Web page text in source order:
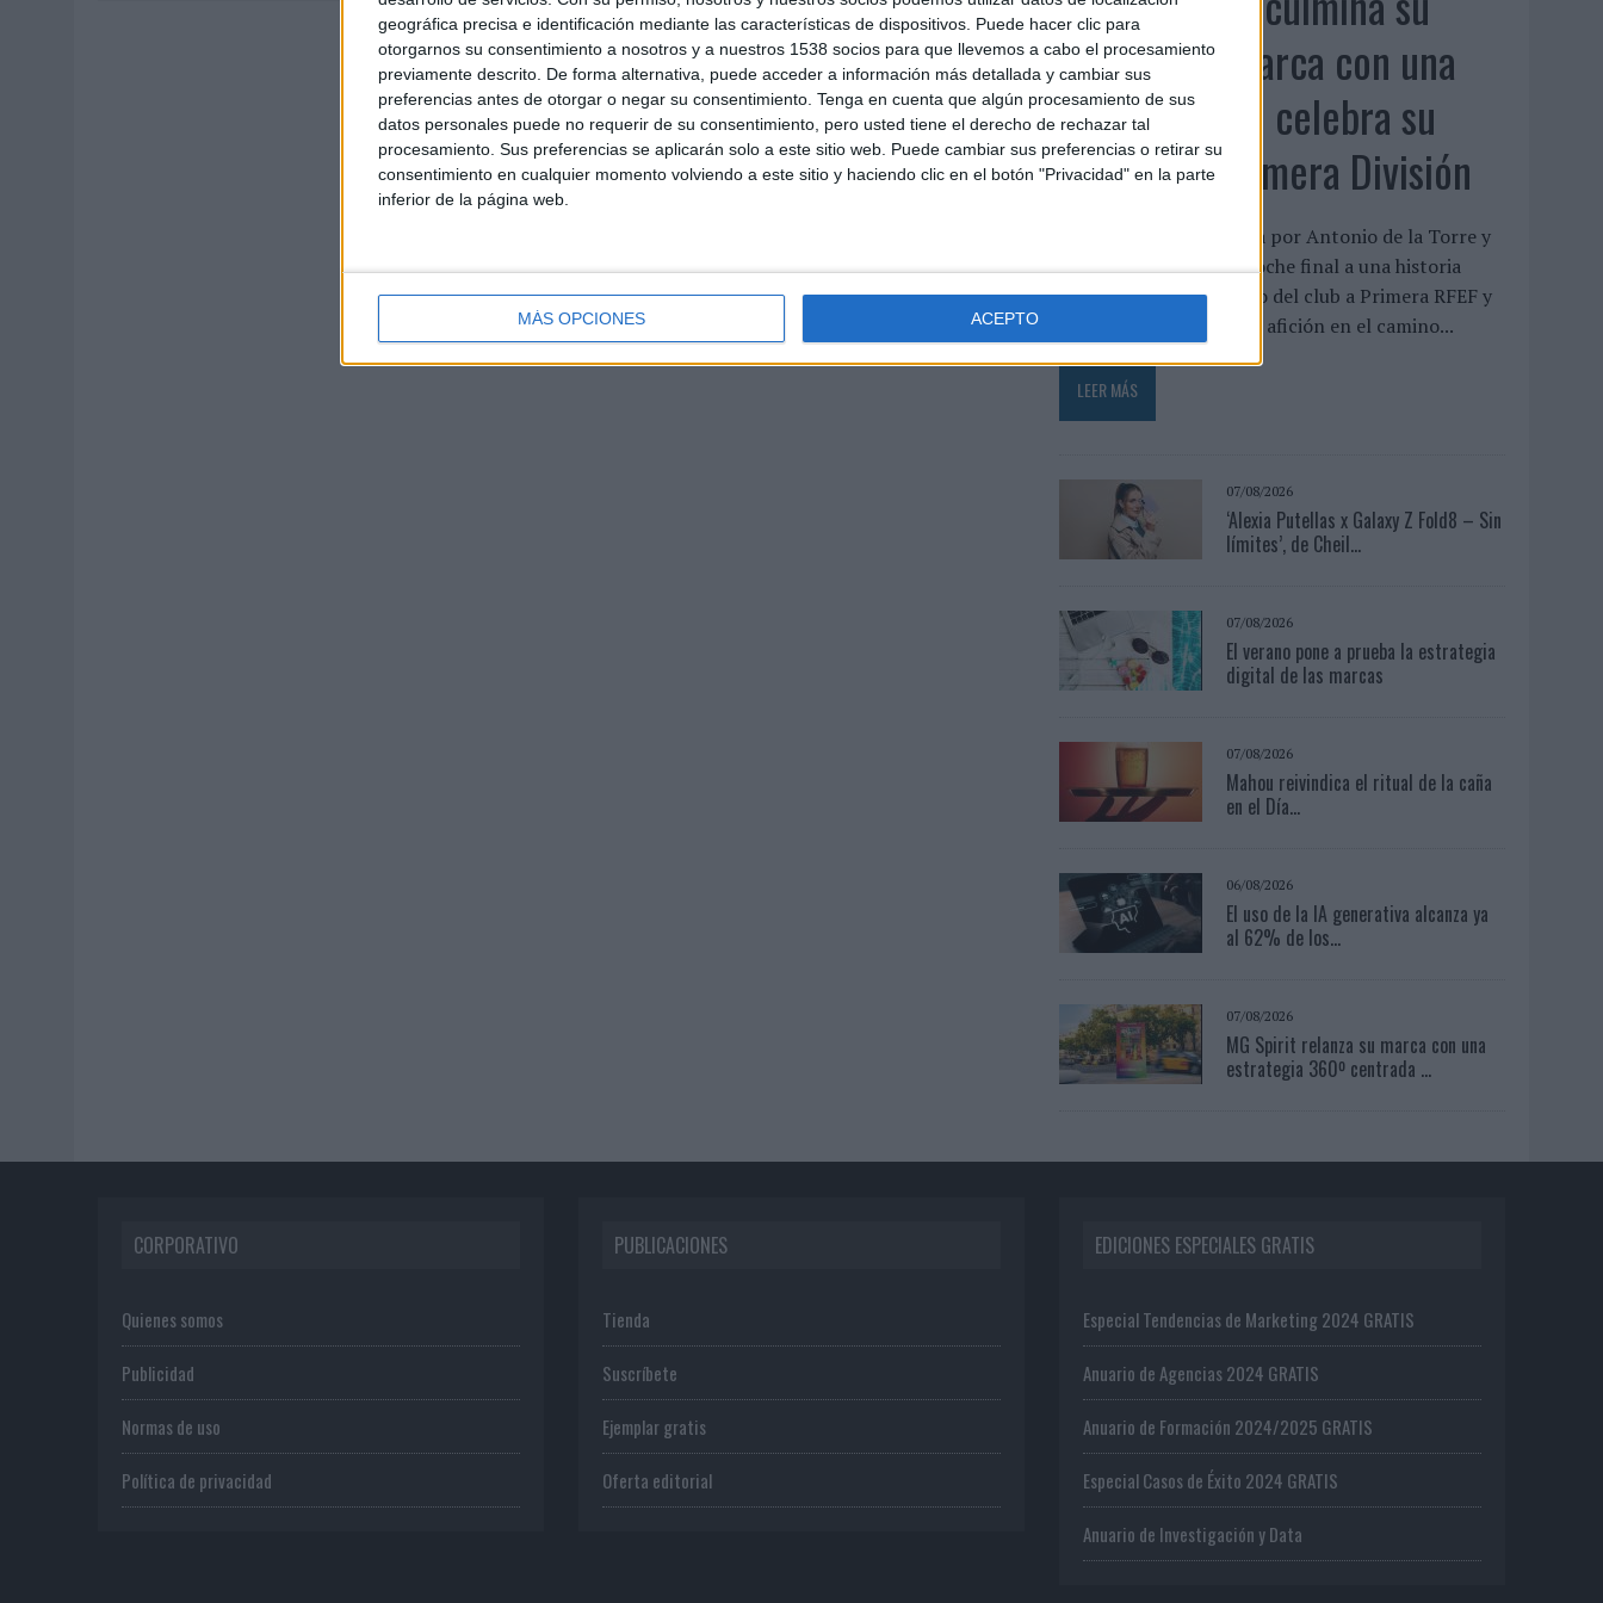
geográfica precisa e identificación mediante las características de dispositivos. Puede hacer clic para
otorgarnos su consentimiento a nosotros y a nuestros 1538 socios para que llevemos a cabo el procesamiento
previamente descrito. De forma alternativa, puede acceder a información más detallada y cambiar sus
preferencias antes de otorgar o negar su consentimiento. Tenga en cuenta que algún procesamiento de sus
datos personales puede no requerir de su consentimiento, pero usted tiene el derecho de rechazar tal
procesamiento. Sus preferencias se aplicarán solo a este sitio web. Puede cambiar sus preferencias o retirar su
consentimiento en cualquier momento volviendo a este sitio y haciendo clic en el botón "Privacidad" en la parte
inferior de la página web.
MÁS OPCIONES ACEPTO
trilogía de marca con una
campaña que celebra su
regreso a Primera División
La pieza, protagonizada por Antonio de la Torre y
Salva Reina, pone el broche final a una historia
iniciada tras el descenso del club a Primera RFEF y
reivindica el papel de la afición en el camino...
LEER MÁS
07/08/2026
‘Alexia Putellas x Galaxy Z Fold8 – Sin
límites’, de Cheil...
07/08/2026
El verano pone a prueba la estrategia
digital de las marcas
07/08/2026
Mahou reivindica el ritual de la caña
en el Día...
06/08/2026
El uso de la IA generativa alcanza ya
al 62% de los...
07/08/2026
MG Spirit relanza su marca con una
estrategia 360º centrada ...
CORPORATIVO
Quienes somos
Publicidad
Normas de uso
Política de privacidad
PUBLICACIONES
Tienda
Suscríbete
Ejemplar gratis
Oferta editorial
EDICIONES ESPECIALES GRATIS
Especial Tendencias de Marketing 2024 GRATIS
Anuario de Agencias 2024 GRATIS
Anuario de Formación 2024/2025 GRATIS
Especial Casos de Éxito 2024 GRATIS
Anuario de Investigación y Data